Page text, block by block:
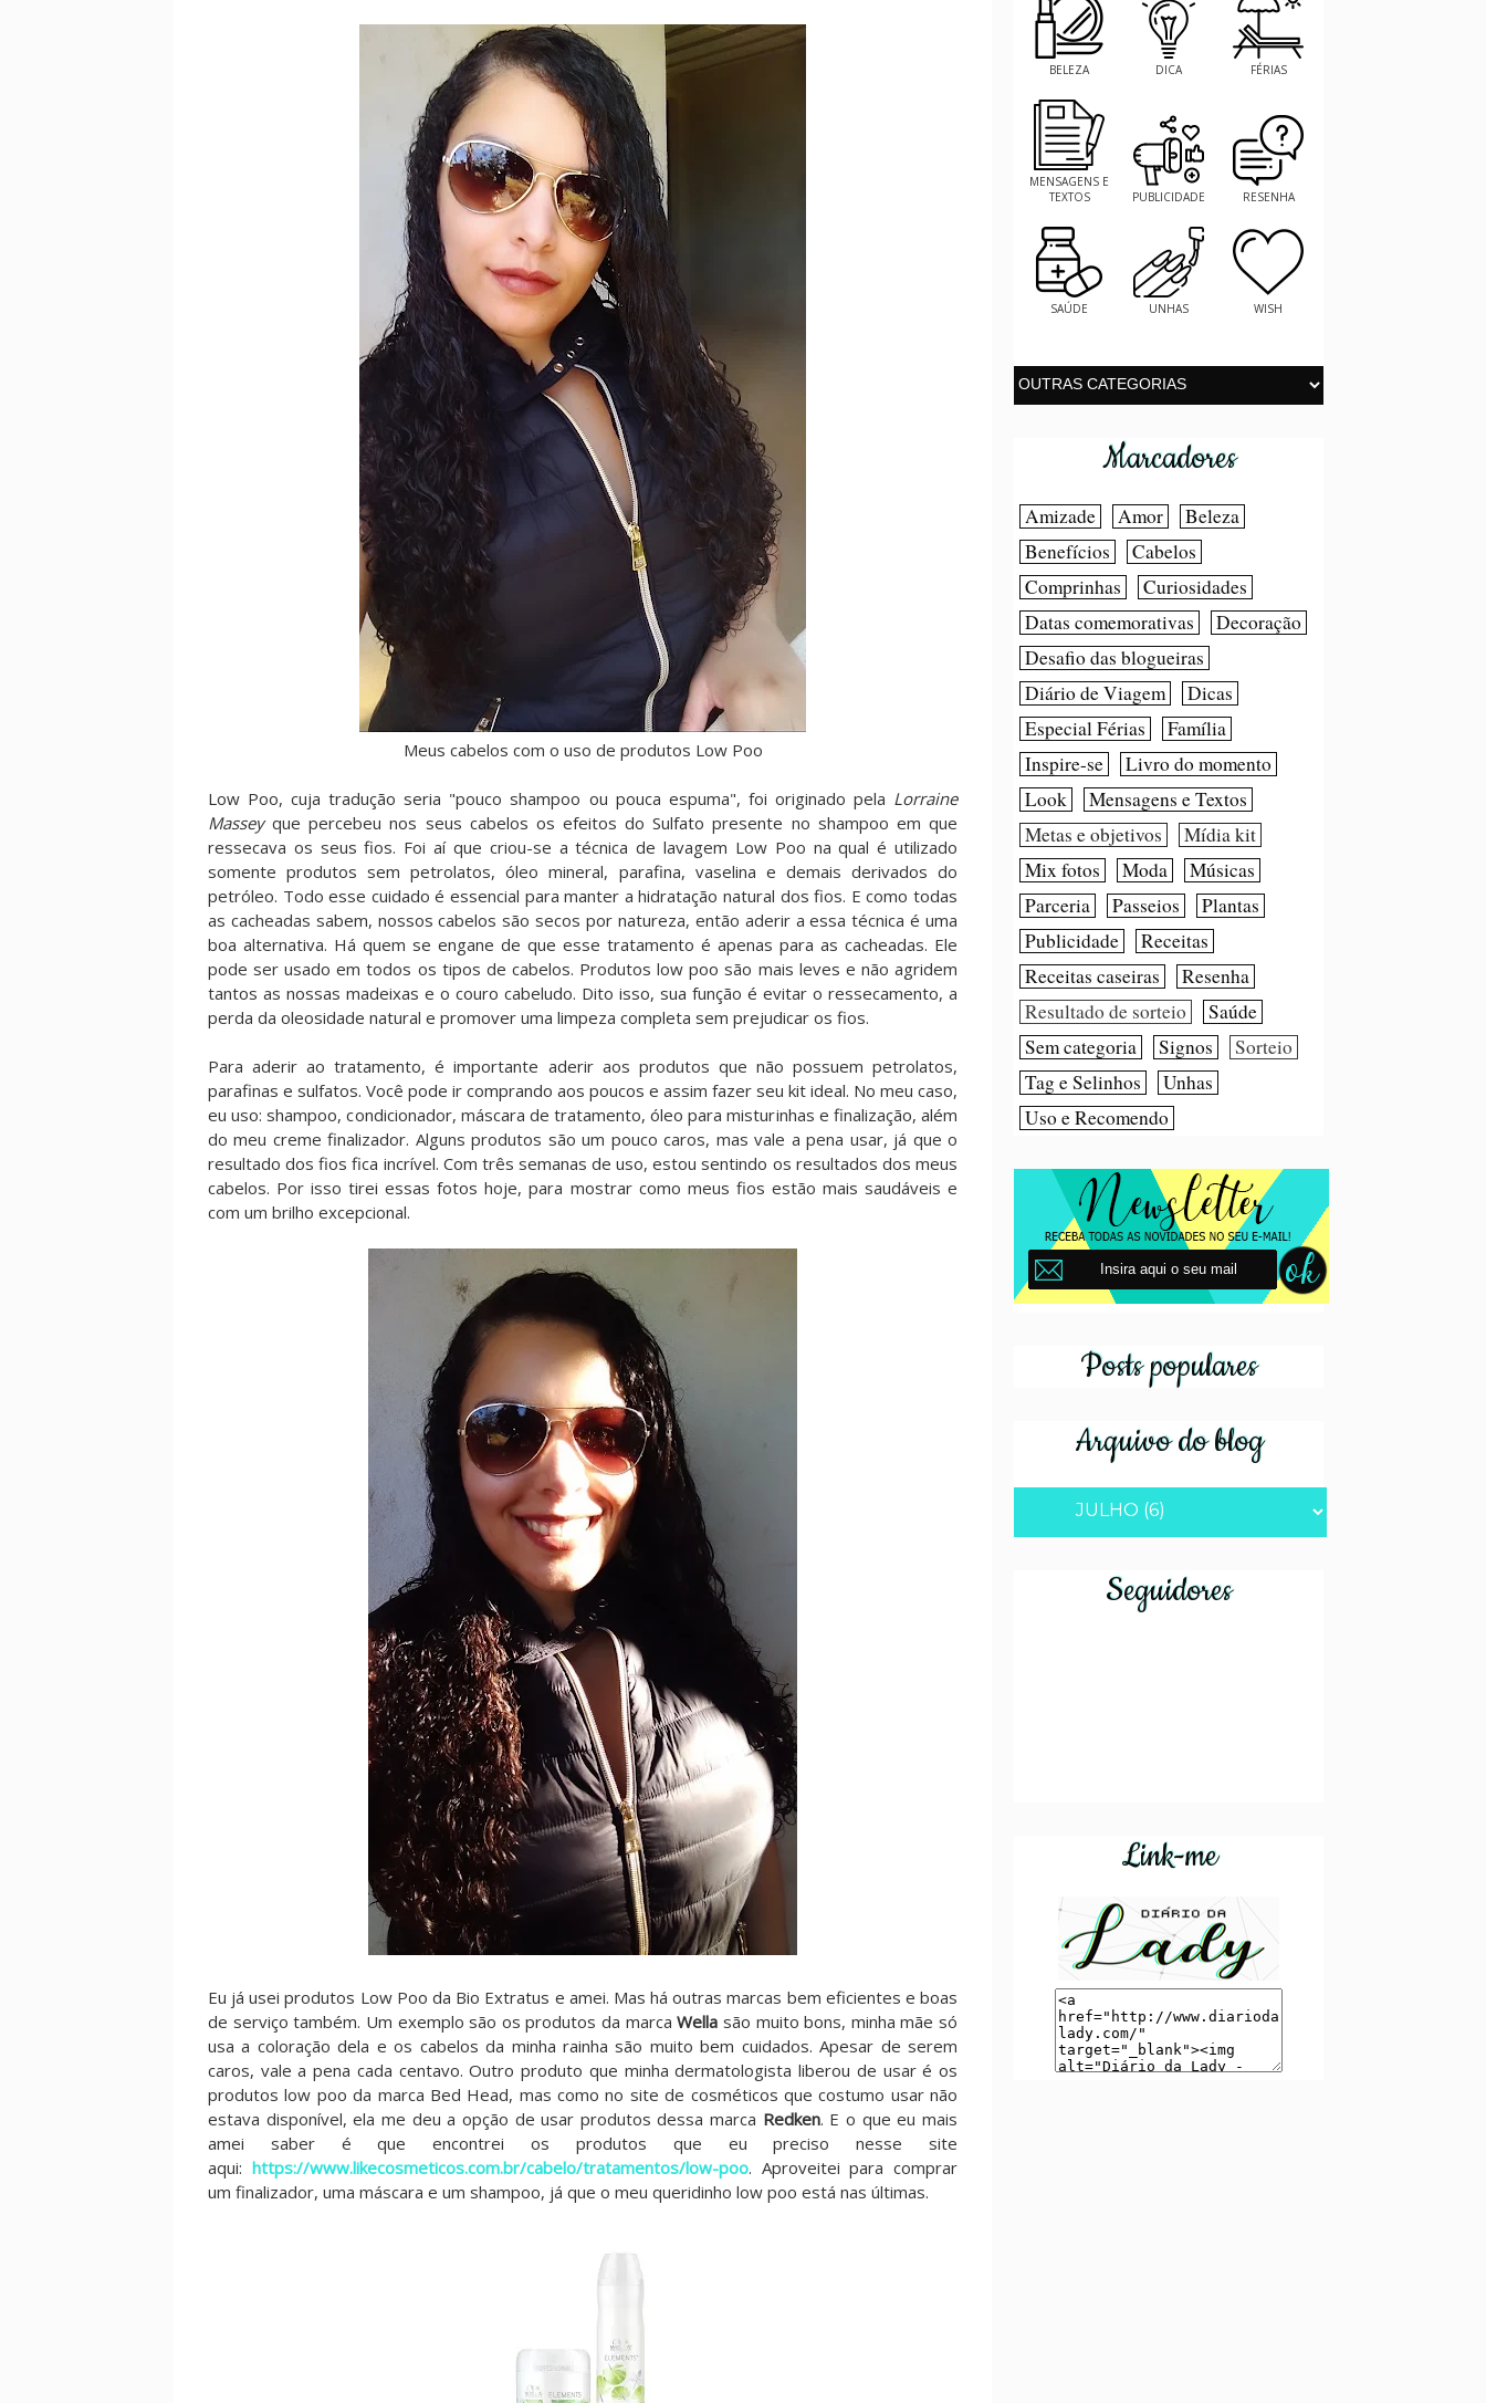
Meus cabelos com o uso de produtos Low Poo
Low Poo, cuja tradução seria "pouco shampoo ou pouca espuma", foi originado pela Lorraine
Masseyque percebeu nos seus cabelos os efeitos do Sulfato presente no shampoo em que
ressecava os seus fios. Foi aí que criou-se a técnica de lavagem Low Poo na qual é utilizado
somente produtos sem petrolatos, óleo mineral, parafina, vaselina e demais derivados do
petróleo. Todo esse cuidado é essencial para manter a hidratação natural dos fios. E como todas
as cacheadas sabem, nossos cabelos são secos por natureza, então aderir a essa técnica é uma
boa alternativa. Há quem se engane de que esse tratamento é apenas para as cacheadas. Ele
pode ser usado em todos os tipos de cabelos. Produtos low poo são mais leves e não agridem
tantos as nossas madeixas e o couro cabeludo. Dito isso, sua função é evitar o ressecamento, a
perda da oleosidade natural e promover uma limpeza completa sem prejudicar os fios.
Para aderir ao tratamento, é importante aderir aos produtos que não possuem petrolatos,
parafinas e sulfatos. Você pode ir comprando aos poucos e assim fazer seu kit ideal. No meu caso,
eu uso: shampoo, condicionador, máscara de tratamento, óleo para misturinhas e finalização, além
do meu creme finalizador. Alguns produtos são um pouco caros, mas vale a pena usar, já que o
resultado dos fios fica incrível. Com três semanas de uso, estou sentindo os resultados dos meus
cabelos. Por isso tirei essas fotos hoje, para mostrar como meus fios estão mais saudáveis e
com um brilho excepcional.
Eu já usei produtos Low Poo da Bio Extratus e amei. Mas há outras marcas bem eficientes e boas
de serviço também. Um exemplo são os produtos da marcaWella são muito bons, minha mãe só
usa a coloração dela e os cabelos da minha rainha são muito bem cuidados. Apesar de serem
caros, vale a pena cada centavo. Outro produto que minha dermatologista liberou de usar é os
produtos low poo da marca Bed Head, mas como no site de cosméticos que costumo usar não
estava disponível, ela me deu a opção de usar produtos dessa marca Redken. E o que eu mais
amei saber é que encontrei os produtos que eu preciso nesse site
aqui: https://www.likecosmeticos.com.br/cabelo/tratamentos/low-poo. Aproveitei para comprar
um finalizador, uma máscara e um shampoo, já que o meu queridinho low poo está nas últimas.
BELEZA DICA FÉRIAS
MENSAGENS E
TEXTOS
PUBLICIDADE RESENHA
SAÚDE UNHAS WISH
Marcadores
Amizade Amor
Beleza
Benefícios
Cabelos
Comprinhas
Curiosidades
Datas comemorativas
Decoração
Desafio das blogueiras
Diário de Viagem
Dicas
Especial Férias
Família
Inspire-se
Livro do momento
Look
Mensagens e Textos
Metas e objetivos
Mídia kit
Mix fotos
Moda
Músicas
Parceria
Passeios
Plantas
Publicidade
Receitas
Receitas caseiras
Resenha
Resultado de sorteio
Saúde
Sem categoria
Signos
Sorteio
Tag e Selinhos
Unhas
Uso e Recomendo
Posts populares
Arquivo do blog
Seguidores
Link-me